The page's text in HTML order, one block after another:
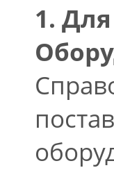
1.